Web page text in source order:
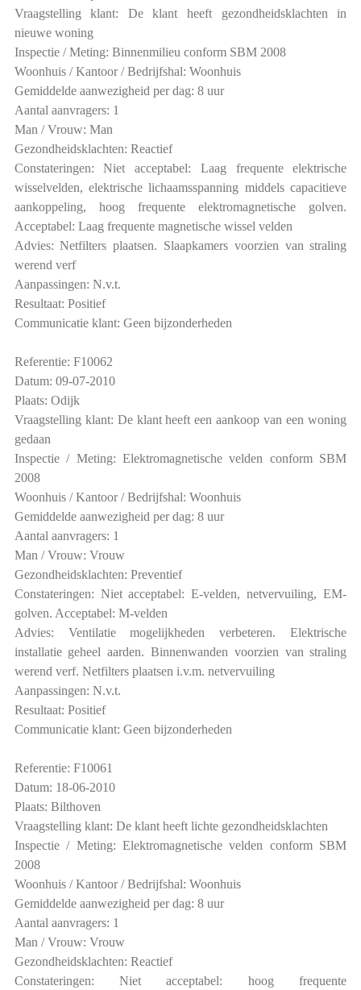
Vraagstelling klant: De klant heeft gezondheidsklachten in
nieuwe woning
Inspectie / Meting: Binnenmilieu conform SBM 2008
Woonhuis / Kantoor / Bedrijfshal: Woonhuis
Gemiddelde aanwezigheid per dag: 8 uur
Aantal aanvragers: 1
Man / Vrouw: Man
Gezondheidsklachten: Reactief
Constateringen: Niet acceptabel: Laag frequente elektrische
wisselvelden, elektrische lichaamsspanning middels capacitieve
aankoppeling, hoog frequente elektromagnetische golven.
Acceptabel: Laag frequente magnetische wissel velden
Advies: Netfilters plaatsen. Slaapkamers voorzien van straling
werend verf
Aanpassingen: N.v.t.
Resultaat: Positief
Communicatie klant: Geen bijzonderheden
Referentie: F10062
Datum: 09-07-2010
Plaats: Odijk
Vraagstelling klant: De klant heeft een aankoop van een woning
gedaan
Inspectie / Meting: Elektromagnetische velden conform SBM
2008
Woonhuis / Kantoor / Bedrijfshal: Woonhuis
Gemiddelde aanwezigheid per dag: 8 uur
Aantal aanvragers: 1
Man / Vrouw: Vrouw
Gezondheidsklachten: Preventief
Constateringen: Niet acceptabel: E-velden, netvervuiling, EM-
golven. Acceptabel: M-velden
Advies: Ventilatie mogelijkheden verbeteren. Elektrische
installatie geheel aarden. Binnenwanden voorzien van straling
werend verf. Netfilters plaatsen i.v.m. netvervuiling
Aanpassingen: N.v.t.
Resultaat: Positief
Communicatie klant: Geen bijzonderheden
Referentie: F10061
Datum: 18-06-2010
Plaats: Bilthoven
Vraagstelling klant: De klant heeft lichte gezondheidsklachten
Inspectie / Meting: Elektromagnetische velden conform SBM
2008
Woonhuis / Kantoor / Bedrijfshal: Woonhuis
Gemiddelde aanwezigheid per dag: 8 uur
Aantal aanvragers: 1
Man / Vrouw: Vrouw
Gezondheidsklachten: Reactief
Constateringen: Niet acceptabel: hoog frequente